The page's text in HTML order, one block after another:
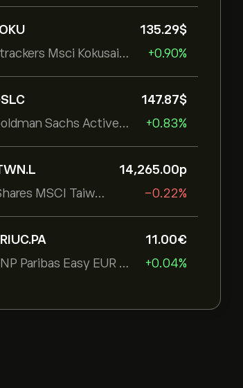
Xtrackers Msci Kokusai Eqty
135.29‎$‎
+0.90%
Goldman Sachs ActiveBeta U.S. Large Cap Equity ETF
147.87‎$‎
+0.83%
iShares MSCI Taiwan UCITS ETF
14,265.00‎p‎
-0.22%
BNP Paribas Easy EUR Corp Bond SRI Fossil Free Ult
11.00‎€‎
+0.04%